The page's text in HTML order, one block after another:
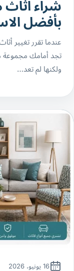
شراء
بأفضل
عندما تقرر تغيير
تجد أمامك مجموعة
ولكنها لم تعد…
16 يونيو، 2026